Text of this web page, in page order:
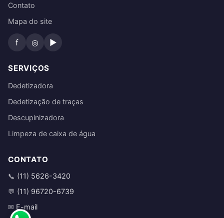
Contato
Mapa do site
f ◎ ▶
SERVIÇOS
Dedetizadora
Dedetização de traças
Descupinizadora
Limpeza de caixa de água
CONTATO
📞 (11) 5626-3420
💬 (11) 96720-6739
✉ E-mail